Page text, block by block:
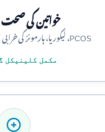
خواتین کی
PCOS، لیکوریا، ہارمونز کی خرابی اور حیض کی بے قاعدگی
مکمل کلینیکل